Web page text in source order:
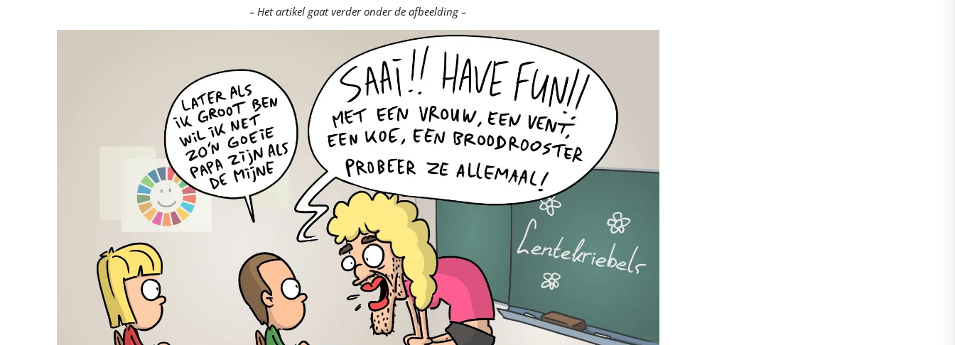
– Het artikel gaat verder onder de afbeelding –